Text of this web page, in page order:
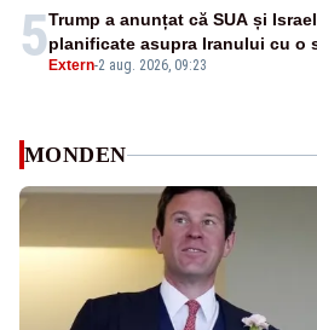
5 Extern-2 aug. 2026, 09:23
Trump a anunțat că SUA și
planificate asupra Iranului cu o
MONDEN